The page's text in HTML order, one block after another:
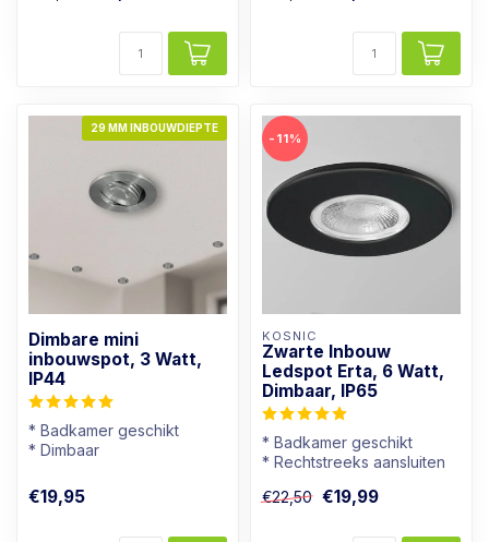
29 MM INBOUWDIEPTE
Dimbare mini
inbouwspot, 3 Watt,
IP44
* Badkamer geschikt
* Dimbaar
* Aluminium kleur
€19,95
-11%
KOSNIC
Zwarte Inbouw
Ledspot Erta, 6 Watt,
Dimbaar, IP65
* Badkamer geschikt
* Rechtstreeks aansluiten
* Goed dimbaar
€22,50 €19,99